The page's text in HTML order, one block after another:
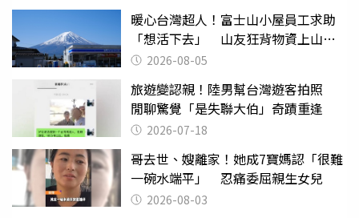
暖心台灣超人！富士山小屋員工求助
「想活下去」 山友狂背物資上山：
台灣真的是寶島
2026-08-05
旅遊變認親！陸男幫台灣遊客拍照
閒聊驚覺「是失聯大伯」奇蹟重逢
2026-07-18
哥去世、嫂離家！她成7寶媽認「很難
一碗水端平」 忍痛委屈親生女兒
2026-08-03